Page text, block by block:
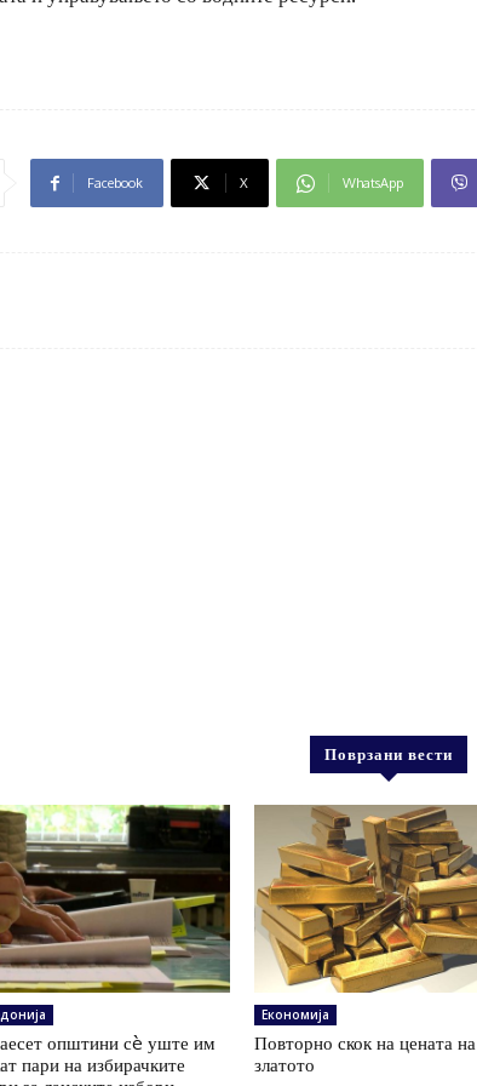
Facebook X WhatsApp
Поврзани вести
општини сè уште им
пари на избирачките
Економија
Повторно скок на цената на
златото